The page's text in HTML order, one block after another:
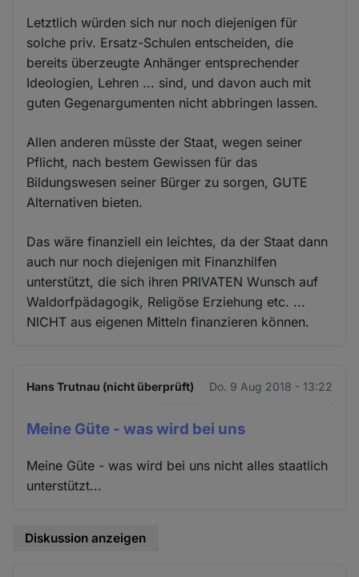
Letztlich würden sich nur noch diejenigen für
solche priv. Ersatz-Schulen entscheiden, die
bereits überzeugte Anhänger entsprechender
Ideologien, Lehren ... sind, und davon auch mit
guten Gegenargumenten nicht abbringen lassen.
Allen anderen müsste der Staat, wegen seiner
Pflicht, nach bestem Gewissen für das
Bildungswesen seiner Bürger zu sorgen, GUTE
Alternativen bieten.
Das wäre finanziell ein leichtes, da der Staat dann
auch nur noch diejenigen mit Finanzhilfen
unterstützt, die sich ihren PRIVATEN Wunsch auf
Waldorfpädagogik, Religöse Erziehung etc. ...
NICHT aus eigenen Mitteln finanzieren können.
Hans Trutnau (nicht überprüft) Do. 9 Aug 2018 - 13:22
Meine Güte - was wird bei uns
Meine Güte - was wird bei uns nicht alles staatlich
unterstützt...
Diskussion anzeigen